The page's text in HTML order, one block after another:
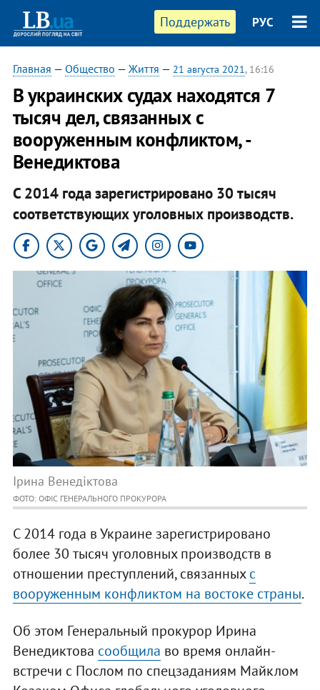
Поддержать РУС
Главная — Общество — Життя — 21 августа 2021, 16:16
В украинских судах находятся 7
тысяч дел, связанных с
вооруженным конфликтом, -
Венедиктова
С 2014 года зарегистрировано 30 тысяч
соответствующих уголовных производств.
Ірина Венедіктова
ФОТО: ОФІС ГЕНЕРАЛЬНОГО ПРОКУРОРА
С 2014 года в Украине зарегистрировано
более 30 тысяч уголовных производств в
отношении преступлений, связанныхс
вооруженным конфликтом на востоке страны.
Об этом Генеральный прокурор Ирина
Венедиктова сообщила во время онлайн-
встречи с Послом по спецзаданиям Майклом